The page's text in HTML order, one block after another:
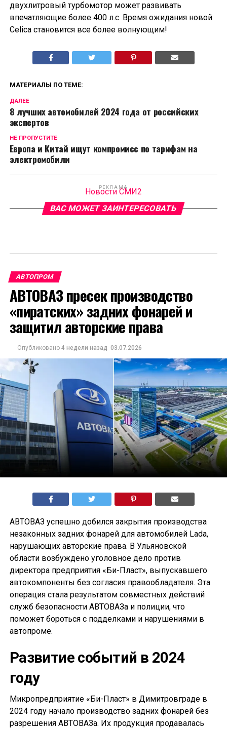
двухлитровый турбомотор может развивать
впечатляющие более 400 л.с. Время ожидания новой
Celica становится все более волнующим!
МАТЕРИАЛЫ ПО ТЕМЕ:
ДАЛЕЕ
8 лучших автомобилей 2024 года от российских
экспертов
НЕ ПРОПУСТИТЕ
Европа и Китай ищут компромисс по тарифам на
электромобили
РЕКЛАМА
Новости СМИ2
ВАС МОЖЕТ ЗАИНТЕРЕСОВАТЬ
АВТОПРОМ
АВТОВАЗ пресек производство
«пиратских» задних фонарей и
защитил авторские права
Опубликовано 4 недели назад 03.07.2026
АВТОВАЗ успешно добился закрытия производства
незаконных задних фонарей для автомобилей Lada,
нарушающих авторские права. В Ульяновской
области возбуждено уголовное дело против
директора предприятия «Би-Пласт», выпускавшего
автокомпоненты без согласия правообладателя. Эта
операция стала результатом совместных действий
служб безопасности АВТОВАЗа и полиции, что
поможет бороться с подделками и нарушениями в
автопроме.
Развитие событий в 2024
году
Микропредприятие «Би-Пласт» в Димитровграде в
2024 году начало производство задних фонарей без
разрешения АВТОВАЗа. Их продукция продавалась